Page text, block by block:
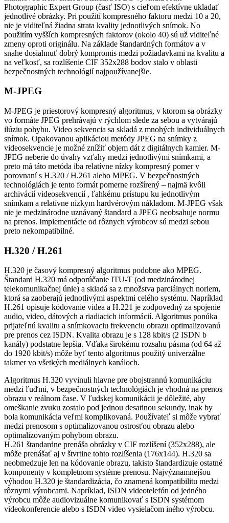
Photographic Expert Group (časť ISO) s cieľom efektívne ukladať
jednotlivé obrázky. Pri použití kompresného faktoru medzi 10 a 20,
nie je viditeľná žiadna strata kvality jednotlivých snímok. No
použitím vyšších kompresných faktorov (okolo 40) sú už viditeľné
zmeny oproti originálu. Na základe štandardných formátov a v
snahe dosiahnuť dobrý kompromis medzi požiadavkami na kvalitu a
na veľkosť, sa rozlíšenie CIF 352x288 bodov stalo v oblasti
bezpečnostných technológií najpoužívanejšie.
M-JPEG
M-JPEG je priestorový kompresný algoritmus, v ktorom sa obrázky
vo formáte JPEG prehrávajú v rýchlom slede za sebou a vytvárajú
ilúziu pohybu. Video sekvencia sa skladá z mnohých individuálnych
snímok. Opakovanou aplikáciou metódy JPEG na snímky z
videosekvencie je možné znížiť objem dát z digitálnych kamier. M-
JPEG neberie do úvahy vzťahy medzi jednotlivými snímkami, a
preto má táto metóda iba relatívne nízky kompresný pomer v
porovnaní s H.320 / H.261 alebo MPEG. V bezpečnostných
technológiách je tento formát pomerne rozšírený – najmä kvôli
archivácií videosekvencií , ľahkému prístupu ku jednotlivým
snímkam a relatívne nízkym hardvérovým nákladom. M-JPEG však
nie je medzinárodne uznávaný štandard a JPEG neobsahuje normu
na prenos. Implementácie od rôznych výrobcov sú medzi sebou
preto nekompatibilné.
H.320 / H.261
H.320 je časový kompresný algoritmus podobne ako MPEG.
Štandard H.320 má odporúčanie ITU-T (od medzinárodnej
telekomunikačnej únie) a skladá sa z množstva parciálnych noriem,
ktorá sa zaoberajú jednotlivými aspektmi celého systému. Napríklad
H.261 opisuje kódovanie videa a H.221 je zodpovedný za spojenie
audio, video, dátových a riadiacich informácií. Algoritmus ponúka
prijateľnú kvalitu a snímkovaciu frekvenciu obrazu optimalizovanú
pre prenos cez ISDN. Kvalita obrazu je s 128 kbit/s (2 ISDN b
kanály) podstatne lepšia. Vďaka širokému rozsahu pásma (od 64 až
do 1920 kbit/s) môže byť tento algoritmus použitý univerzálne
takmer vo všetkých mediálnych kanáloch.
Algoritmus H.320 vyvinuli hlavne pre obojstrannú komunikáciu
medzi ľuďmi, v bezpečnostných technológiách je vhodná na prenos
obrazu v reálnom čase. V ľudskej komunikácii je dôležité, aby
omeškanie zvuku zostalo pod jednou desatinou sekundy, inak by
bola komunikácia veľmi komplikovaná. Používateľ si môže vybrať
medzi prenosom s optimalizovanou ostrosťou obrazu alebo
optimalizovaným pohybom obrazu.
H.261 štandardne prenáša obrázky v CIF rozlíšení (352x288), ale
môže prenášať aj v štvrtine tohto rozlíšenia (176x144). H.320 sa
neobmedzuje len na kódovanie obrazu, takisto štandardizuje ostatné
komponenty v kompletnom systéme prenosu. Najvýznamnejšou
výhodou H.320 je štandardizácia, čo znamená kompatibilitu medzi
rôznymi výrobcami. Napríklad, ISDN videotelefón od jedného
výrobcu môže audiovizuálne komunikovať s ISDN systémom
videokonferencie alebo s ISDN video vysielačom iného výrobcu.